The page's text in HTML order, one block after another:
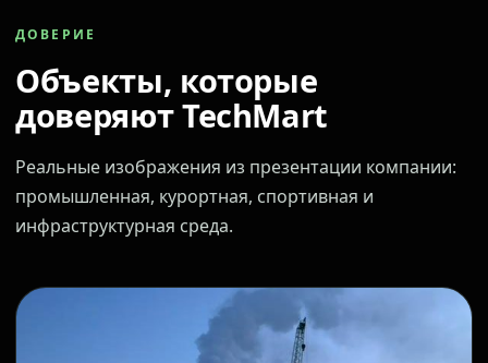
ДОВЕРИЕ
Объекты, которые
доверяют TechMart
Реальные изображения из презентации компании:
промышленная, курортная, спортивная и
инфраструктурная среда.